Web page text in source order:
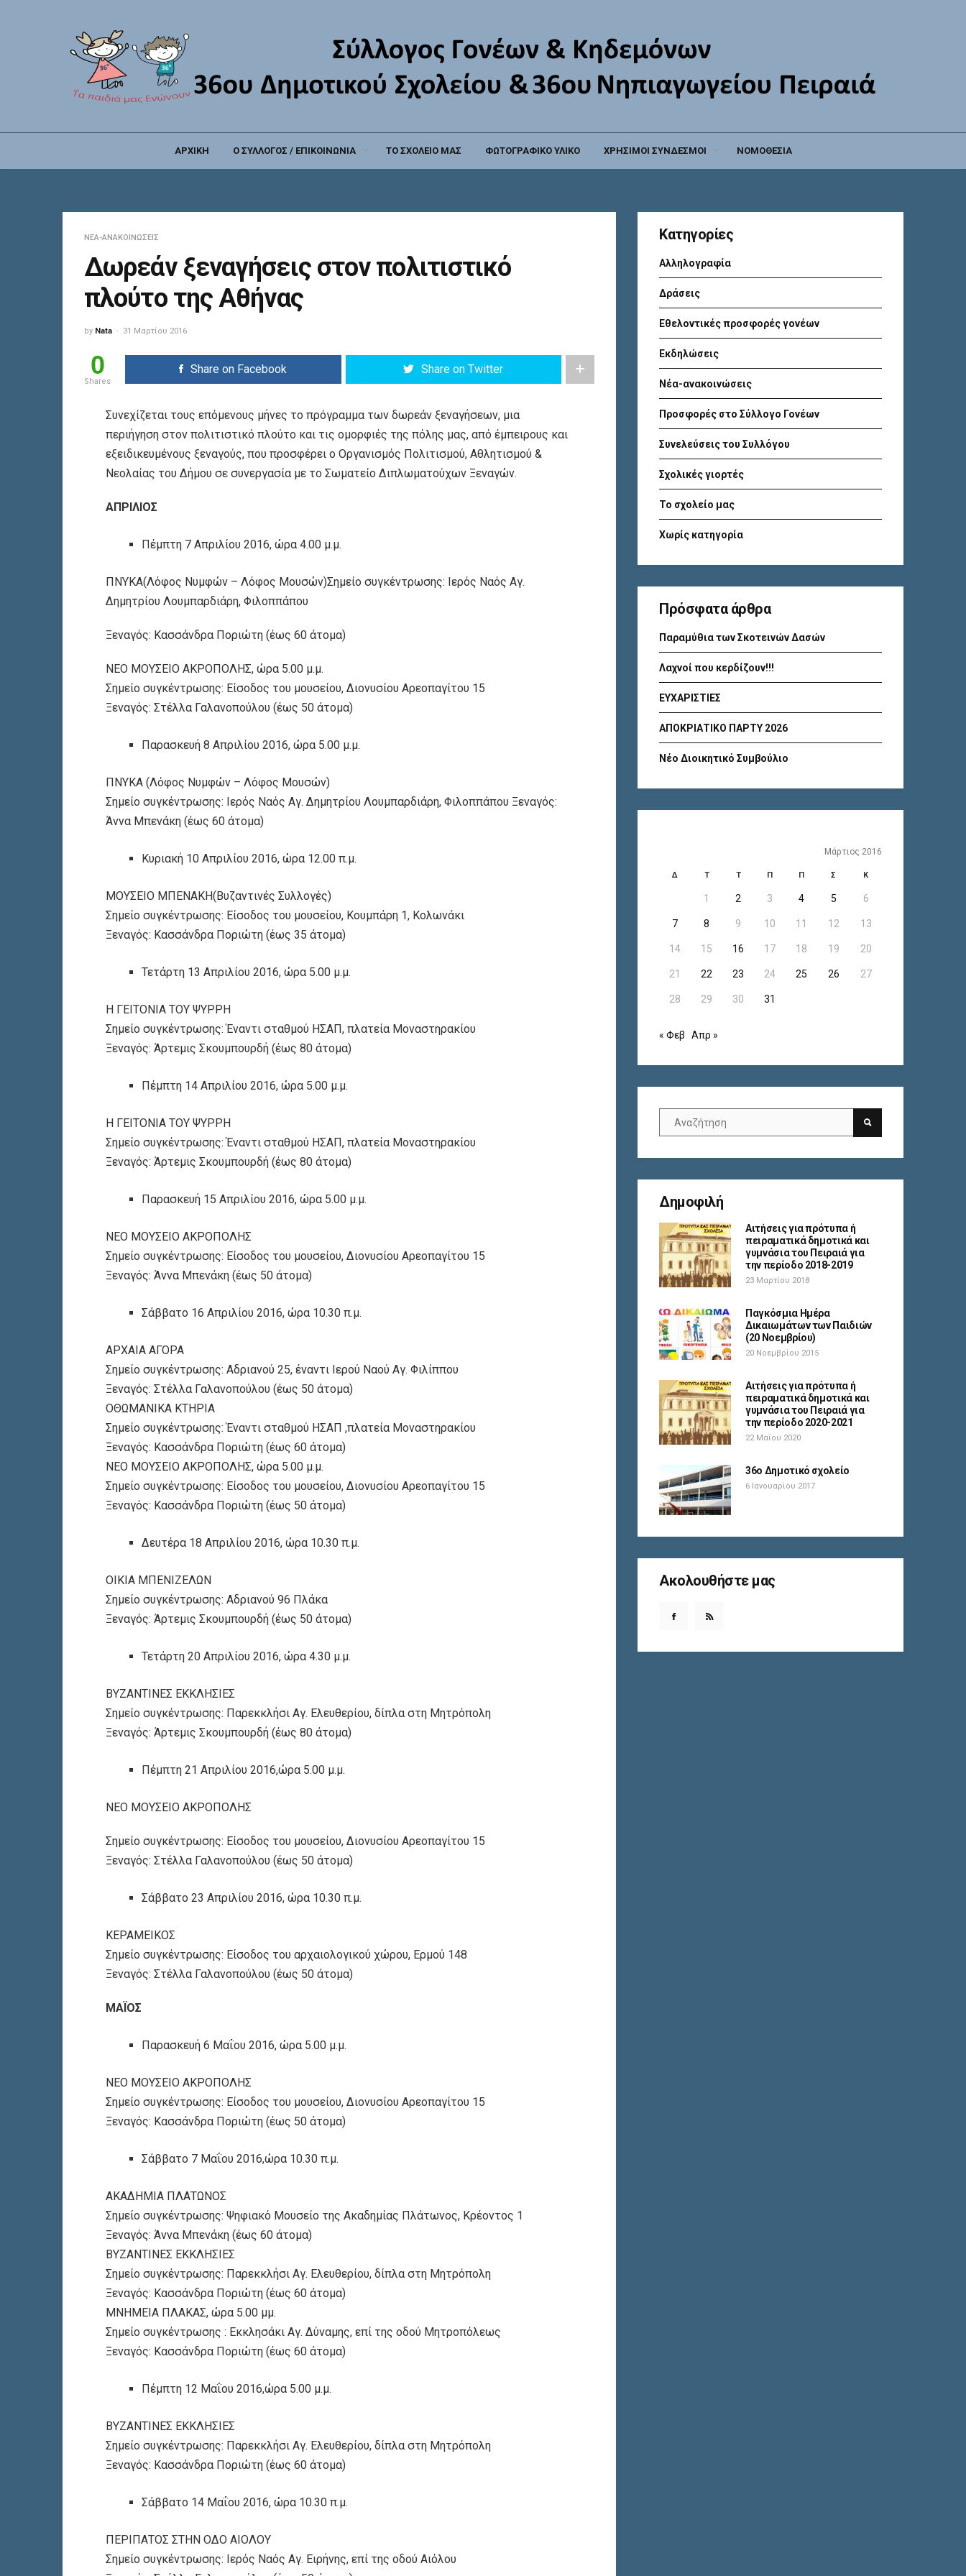
ΑΡΧΙΚΗ Ο ΣΥΛΛΟΓΟΣ / ΕΠΙΚΟΙΝΩΝΙΑ ΤΟ ΣΧΟΛΕΙΟ ΜΑΣ ΦΩΤΟΓΡΑΦΙΚΟ ΥΛΙΚΟ ΧΡΗΣΙΜΟΙ ΣΥΝΔΕΣΜΟΙ ΝΟΜΟΘΕΣΙΑ
ΝΈΑ-ΑΝΑΚΟΙΝΏΣΕΙΣ
Δωρεάν ξεναγήσεις στον πολιτιστικό
πλούτο της Αθήνας
by Nata 31 Μαρτίου 2016
0
Shares
Share on Facebook Share on Twitter
Συνεχίζεται τους επόμενους μήνες το πρόγραμμα των δωρεάν ξεναγήσεων, μια
περιήγηση στον πολιτιστικό πλούτο και τις ομορφιές της πόλης μας, από έμπειρους και
εξειδικευμένους ξεναγούς, που προσφέρει ο Οργανισμός Πολιτισμού, Αθλητισμού &
Νεολαίας του Δήμου σε συνεργασία με το Σωματείο Διπλωματούχων Ξεναγών.
ΑΠΡΙΛΙΟΣ
Πέμπτη 7 Απριλίου 2016, ώρα 4.00 μ.μ.
ΠΝΥΚΑ(Λόφος Νυμφών – Λόφος Μουσών)Σημείο συγκέντρωσης: Ιερός Ναός Αγ.
Δημητρίου Λουμπαρδιάρη, Φιλοππάπου
Ξεναγός: Κασσάνδρα Ποριώτη (έως 60 άτομα)
ΝΕΟ ΜΟΥΣΕΙΟ ΑΚΡΟΠΟΛΗΣ, ώρα 5.00 μ.μ.
Σημείο συγκέντρωσης: Είσοδος του μουσείου, Διονυσίου Αρεοπαγίτου 15
Ξεναγός: Στέλλα Γαλανοπούλου (έως 50 άτομα)
Παρασκευή 8 Απριλίου 2016, ώρα 5.00 μ.μ.
ΠΝΥΚΑ (Λόφος Νυμφών – Λόφος Μουσών)
Σημείο συγκέντρωσης: Ιερός Ναός Αγ. Δημητρίου Λουμπαρδιάρη, Φιλοππάπου Ξεναγός:
Άννα Μπενάκη (έως 60 άτομα)
Κυριακή 10 Απριλίου 2016, ώρα 12.00 π.μ.
ΜΟΥΣΕΙΟ ΜΠΕΝΑΚΗ(Βυζαντινές Συλλογές)
Σημείο συγκέντρωσης: Είσοδος του μουσείου, Κουμπάρη 1, Κολωνάκι
Ξεναγός: Κασσάνδρα Ποριώτη (έως 35 άτομα)
Τετάρτη 13 Απριλίου 2016, ώρα 5.00 μ.μ.
Η ΓΕΙΤΟΝΙΑ ΤΟΥ ΨΥΡΡΗ
Σημείο συγκέντρωσης: Έναντι σταθμού ΗΣΑΠ, πλατεία Μοναστηρακίου
Ξεναγός: Άρτεμις Σκουμπουρδή (έως 80 άτομα)
Πέμπτη 14 Απριλίου 2016, ώρα 5.00 μ.μ.
Η ΓΕΙΤΟΝΙΑ ΤΟΥ ΨΥΡΡΗ
Σημείο συγκέντρωσης: Έναντι σταθμού ΗΣΑΠ, πλατεία Μοναστηρακίου
Ξεναγός: Άρτεμις Σκουμπουρδή (έως 80 άτομα)
Παρασκευή 15 Απριλίου 2016, ώρα 5.00 μ.μ.
ΝΕΟ ΜΟΥΣΕΙΟ ΑΚΡΟΠΟΛΗΣ
Σημείο συγκέντρωσης: Είσοδος του μουσείου, Διονυσίου Αρεοπαγίτου 15
Ξεναγός: Άννα Μπενάκη (έως 50 άτομα)
Σάββατο 16 Απριλίου 2016, ώρα 10.30 π.μ.
ΑΡΧΑΙΑ ΑΓΟΡΑ
Σημείο συγκέντρωσης: Αδριανού 25, έναντι Ιερού Ναού Αγ. Φιλίππου
Ξεναγός: Στέλλα Γαλανοπούλου (έως 50 άτομα)
ΟΘΩΜΑΝΙΚΑ ΚΤΗΡΙΑ
Σημείο συγκέντρωσης: Έναντι σταθμού ΗΣΑΠ ,πλατεία Μοναστηρακίου
Ξεναγός: Κασσάνδρα Ποριώτη (έως 60 άτομα)
ΝΕΟ ΜΟΥΣΕΙΟ ΑΚΡΟΠΟΛΗΣ, ώρα 5.00 μ.μ.
Σημείο συγκέντρωσης: Είσοδος του μουσείου, Διονυσίου Αρεοπαγίτου 15
Ξεναγός: Κασσάνδρα Ποριώτη (έως 50 άτομα)
Δευτέρα 18 Απριλίου 2016, ώρα 10.30 π.μ.
ΟΙΚΙΑ ΜΠΕΝΙΖΕΛΩΝ
Σημείο συγκέντρωσης: Αδριανού 96 Πλάκα
Ξεναγός: Άρτεμις Σκουμπουρδή (έως 50 άτομα)
Τετάρτη 20 Απριλίου 2016, ώρα 4.30 μ.μ.
ΒΥΖΑΝΤΙΝΕΣ ΕΚΚΛΗΣΙΕΣ
Σημείο συγκέντρωσης: Παρεκκλήσι Αγ. Ελευθερίου, δίπλα στη Μητρόπολη
Ξεναγός: Άρτεμις Σκουμπουρδή (έως 80 άτομα)
Πέμπτη 21 Απριλίου 2016,ώρα 5.00 μ.μ.
ΝΕΟ ΜΟΥΣΕΙΟ ΑΚΡΟΠΟΛΗΣ
Σημείο συγκέντρωσης: Είσοδος του μουσείου, Διονυσίου Αρεοπαγίτου 15
Ξεναγός: Στέλλα Γαλανοπούλου (έως 50 άτομα)
Σάββατο 23 Απριλίου 2016, ώρα 10.30 π.μ.
ΚΕΡΑΜΕΙΚΟΣ
Σημείο συγκέντρωσης: Είσοδος του αρχαιολογικού χώρου, Ερμού 148
Ξεναγός: Στέλλα Γαλανοπούλου (έως 50 άτομα)
ΜΑΪΟΣ
Παρασκευή 6 Μαΐου 2016, ώρα 5.00 μ.μ.
ΝΕΟ ΜΟΥΣΕΙΟ ΑΚΡΟΠΟΛΗΣ
Σημείο συγκέντρωσης: Είσοδος του μουσείου, Διονυσίου Αρεοπαγίτου 15
Ξεναγός: Κασσάνδρα Ποριώτη (έως 50 άτομα)
Σάββατο 7 Μαΐου 2016,ώρα 10.30 π.μ.
ΑΚΑΔΗΜΙΑ ΠΛΑΤΩΝΟΣ
Σημείο συγκέντρωσης: Ψηφιακό Μουσείο της Ακαδημίας Πλάτωνος, Κρέοντος 1
Ξεναγός: Άννα Μπενάκη (έως 60 άτομα)
ΒΥΖΑΝΤΙΝΕΣ ΕΚΚΛΗΣΙΕΣ
Σημείο συγκέντρωσης: Παρεκκλήσι Αγ. Ελευθερίου, δίπλα στη Μητρόπολη
Ξεναγός: Κασσάνδρα Ποριώτη (έως 60 άτομα)
ΜΝΗΜΕΙΑ ΠΛΑΚΑΣ, ώρα 5.00 μμ.
Σημείο συγκέντρωσης : Εκκλησάκι Αγ. Δύναμης, επί της οδού Μητροπόλεως
Ξεναγός: Κασσάνδρα Ποριώτη (έως 60 άτομα)
Πέμπτη 12 Μαΐου 2016,ώρα 5.00 μ.μ.
ΒΥΖΑΝΤΙΝΕΣ ΕΚΚΛΗΣΙΕΣ
Σημείο συγκέντρωσης: Παρεκκλήσι Αγ. Ελευθερίου, δίπλα στη Μητρόπολη
Ξεναγός: Κασσάνδρα Ποριώτη (έως 60 άτομα)
Σάββατο 14 Μαΐου 2016, ώρα 10.30 π.μ.
ΠΕΡΙΠΑΤΟΣ ΣΤΗΝ ΟΔΟ ΑΙΟΛΟΥ
Σημείο συγκέντρωσης: Ιερός Ναός Αγ. Ειρήνης, επί της οδού Αιόλου
Kατηγορίες
Αλληλογραφία
Δράσεις
Εθελοντικές προσφορές γονέων
Εκδηλώσεις
Νέα-ανακοινώσεις
Προσφορές στο Σύλλογο Γονέων
Συνελεύσεις του Συλλόγου
Σχολικές γιορτές
Το σχολείο μας
Χωρίς κατηγορία
Πρόσφατα άρθρα
Παραμύθια των Σκοτεινών Δασών
Λαχνοί που κερδίζουν!!!
ΕΥΧΑΡΙΣΤΙΕΣ
ΑΠΟΚΡΙΑΤΙΚΟ ΠΑΡΤΥ 2026
Νέο Διοικητικό Συμβούλιο
Μάρτιος 2016
Δ Τ Τ Π Π Σ Κ
1 2 3 4 5 6
7 8 9 10 11 12 13
14 15 16 17 18 19 20
21 22 23 24 25 26 27
28 29 30 31
« Φεβ Απρ »
Δημοφιλή
Αιτήσεις για πρότυπα ή
πειραματικά δημοτικά και
γυμνάσια του Πειραιά για
την περίοδο 2018-2019
23 Μαρτίου 2018
Παγκόσμια Ημέρα
Δικαιωμάτων των Παιδιών
(20 Νοεμβρίου)
20 Νοεμβρίου 2015
Αιτήσεις για πρότυπα ή
πειραματικά δημοτικά και
γυμνάσια του Πειραιά για
την περίοδο 2020-2021
22 Μαΐου 2020
36ο Δημοτικό σχολείο
6 Ιανουαρίου 2017
Ακολουθήστε μας